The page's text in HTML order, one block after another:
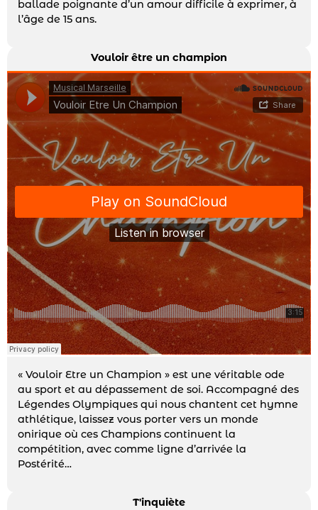
ballade poignante d’un amour difficile à exprimer, à
l’âge de 15 ans.
Vouloir être un champion
« Vouloir Etre un Champion » est une véritable ode
au sport et au dépassement de soi. Accompagné des
Légendes Olympiques qui nous chantent cet hymne
athlétique, laissez vous porter vers un monde
onirique où ces Champions continuent la
compétition, avec comme ligne d’arrivée la
Postérité…
T'inquiète